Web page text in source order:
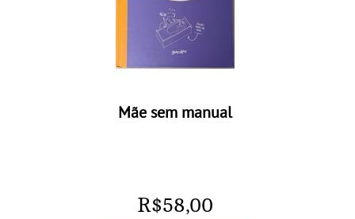
Mãe sem manual
R$58,00